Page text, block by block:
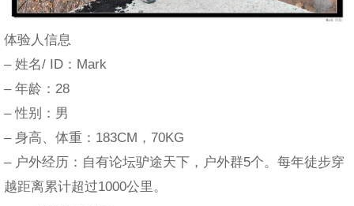
体验人信息
– 姓名/ ID：Mark
– 年龄：28
– 性别：男
– 身高、体重：183CM，70KG
– 户外经历：自有论坛驴途天下，户外群5个。每年徒步穿
越距离累计超过1000公里。